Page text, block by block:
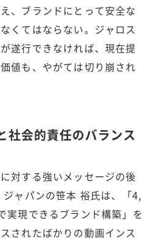
、ブランドにとって安全な
くてはならない。ジャロス
遂行できなければ、現在提
値も、やがては切り崩され
社会的責任のバランス
対する強いメッセージの後
ャパンの笹本 裕氏は、「4,
現できるブランド構築」を
されたばかりの動画インス